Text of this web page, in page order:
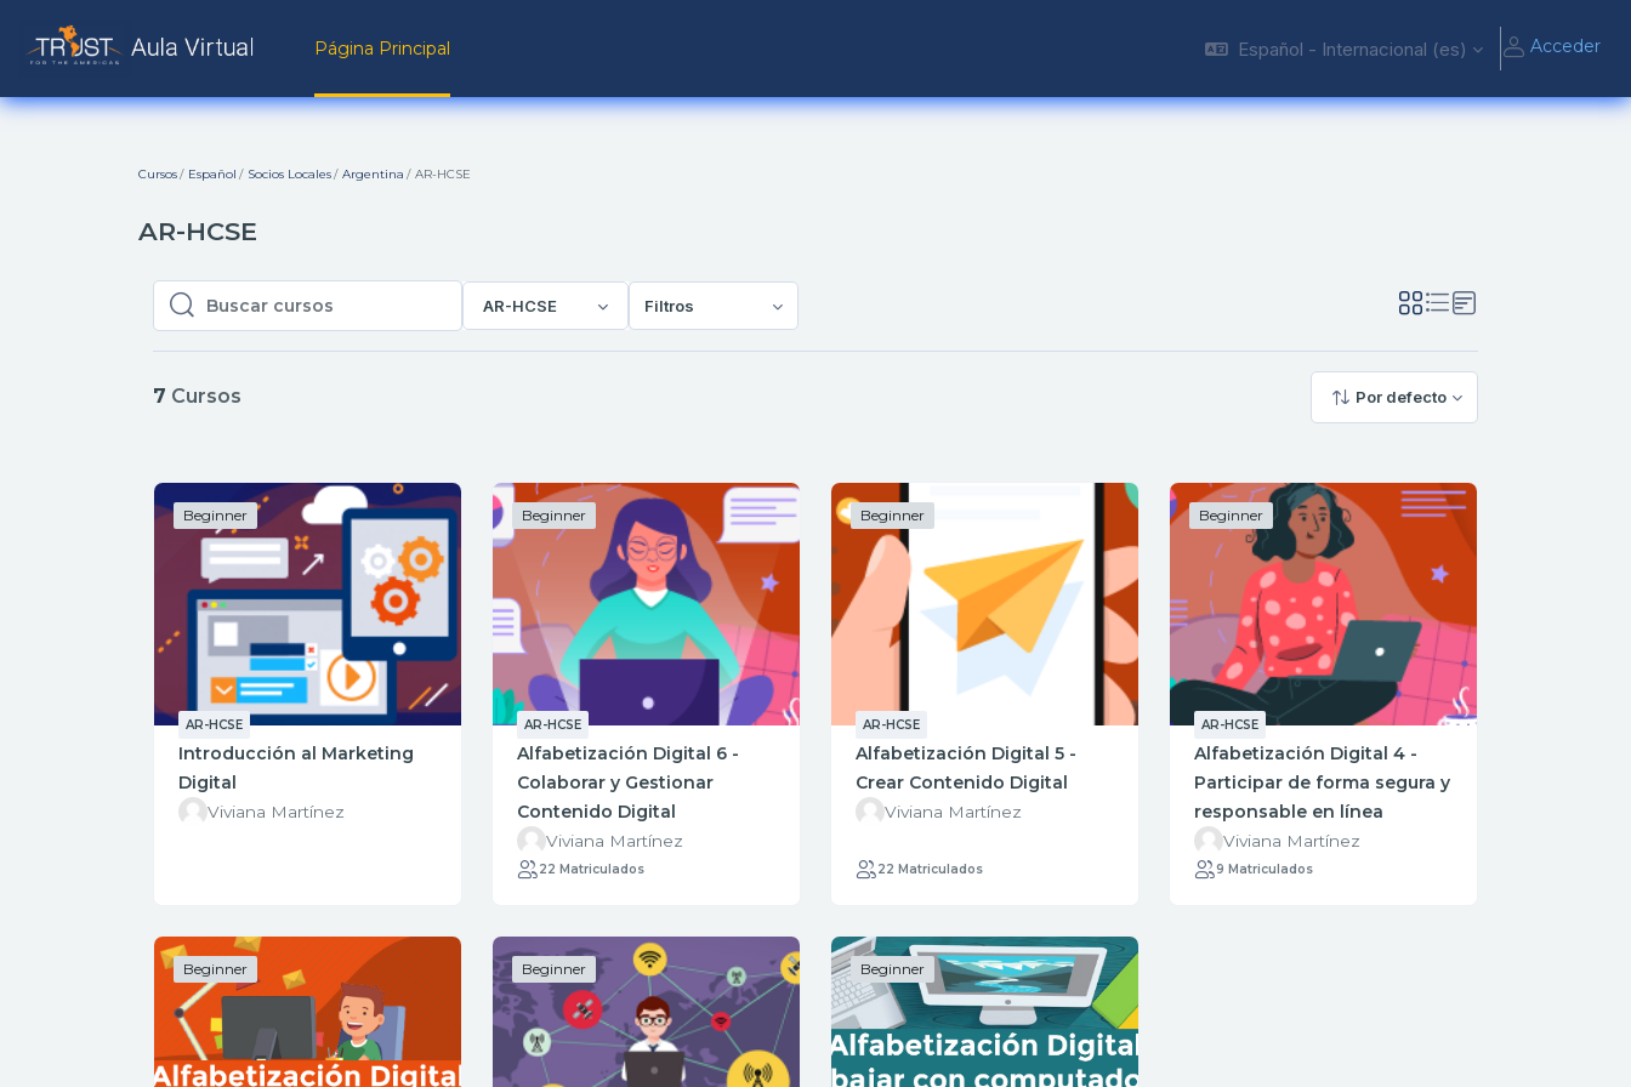
Página Principal
Español - Internacional ‎(es)‎ Acceder
Cursos Español Socios Locales Argentina AR-HCSE
AR-HCSE
Buscar cursos
Buscar cursos AR-HCSE Filtros
7 Cursos Por defecto
Beginner
AR-HCSE
Introducción al Marketing
Digital
Viviana Martínez
Beginner
AR-HCSE
Alfabetización Digital 6 -
Colaborar y Gestionar
Contenido Digital
Viviana Martínez
22 Matriculados
Beginner
AR-HCSE
Alfabetización Digital 5 -
Crear Contenido Digital
Viviana Martínez
22 Matriculados
Beginner
AR-HCSE
Alfabetización Digital 4 -
Participar de forma segura y
responsable en línea
Viviana Martínez
9 Matriculados
Beginner Beginner Beginner